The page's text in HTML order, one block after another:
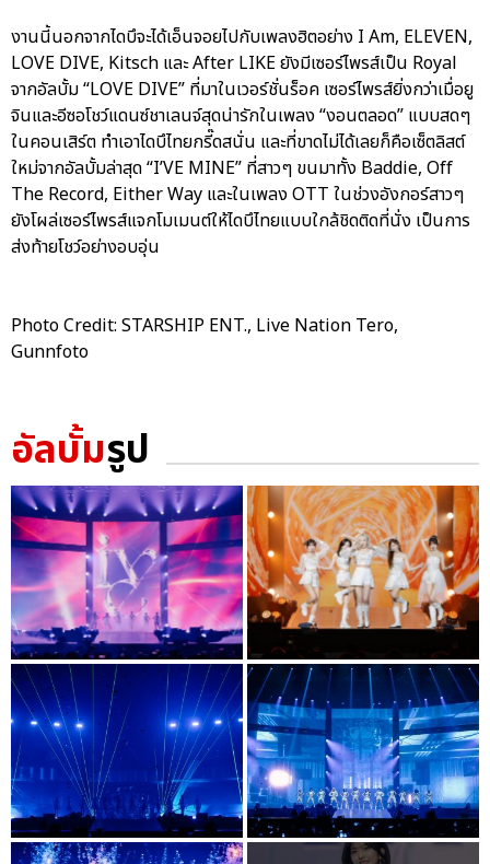
งานนี้นอกจากไดบึจะได้เอ็นจอยไปกับเพลงฮิตอย่าง I Am, ELEVEN,
LOVE DIVE, Kitsch และ After LIKE ยังมีเซอร์ไพรส์เป็น Royal
จากอัลบั้ม “LOVE DIVE” ที่มาในเวอร์ชั่นร็อค เซอร์ไพรส์ยิ่งกว่าเมื่อยู
จินและอีซอโชว์แดนซ์ชาเลนจ์สุดน่ารักในเพลง “งอนตลอด” แบบสดๆ
ในคอนเสิร์ต ทำเอาไดบึไทยกรี๊ดสนั่น และที่ขาดไม่ได้เลยก็คือเซ็ตลิสต์
ใหม่จากอัลบั้มล่าสุด “I’VE MINE” ที่สาวๆ ขนมาทั้ง Baddie, Off
The Record, Either Way และในเพลง OTT ในช่วงอังกอร์สาวๆ
ยังโผล่เซอร์ไพรส์แจกโมเมนต์ให้ไดบึไทยแบบใกล้ชิดติดที่นั่ง เป็นการ
ส่งท้ายโชว์อย่างอบอุ่น
Photo Credit: STARSHIP ENT., Live Nation Tero,
Gunnfoto
อัลบั้มรูป